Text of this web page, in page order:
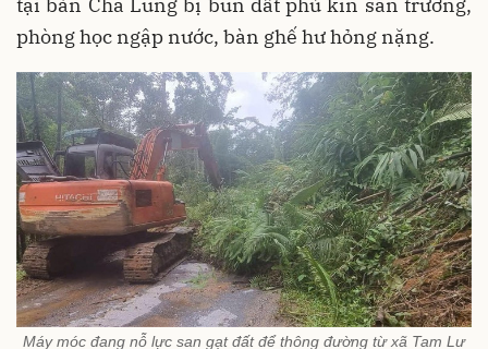
phòng học ngập nước, bàn ghế hư hỏng nặng.
Máy móc đang nỗ lực san gạt đất để thông đường từ xã Tam Lư